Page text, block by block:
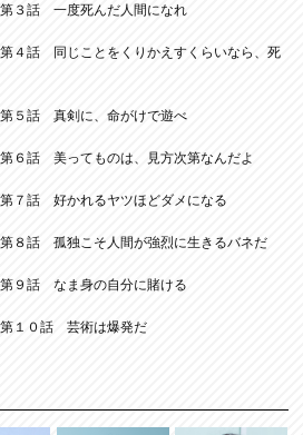
３話 一度死んだ人間になれ
４話 同じことをくりかえすくらいなら、死
５話 真剣に、命がけで遊べ
６話 美ってものは、見方次第なんだよ
７話 好かれるヤツほどダメになる
８話 孤独こそ人間が強烈に生きるバネだ
９話 なま身の自分に賭ける
１０話 芸術は爆発だ